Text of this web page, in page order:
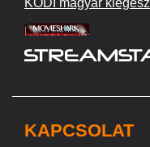
KODI magyar
KAPCSOLAT